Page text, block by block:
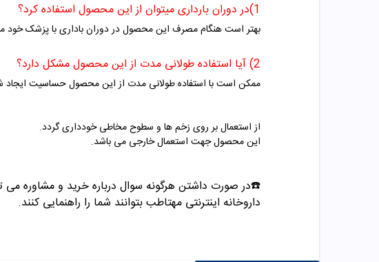
1)در دوران بارداری میتوان از این محصول استفاده کرد؟
بهتر است هنگام مصرف این محصول در دوران باداری با پزشک خود
2) آیا استفاده طولانی مدت از این محصول مشکل دارد؟
ممکن است با استفاده طولانی مدت از این محصول حساسیت ایجاد
از استعمال بر روی زخم ها و سطوح مخاطی خودداری گردد.
این محصول جهت استعمال خارجی می باشد.
☎️در صورت داشتن هرگونه سوال درباره خرید و مشاوره می توانید با این شماره
داروخانه اینترنتی مهتاطب بتوانند شما را راهنمایی کنند.